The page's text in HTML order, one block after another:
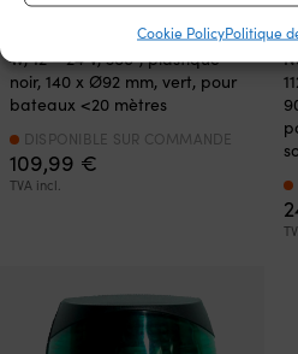
Cookie PolicyPolitique
Feu de signalisation pour
montage en tête Den Haan, 25
W, 12 – 24 V, 360°, plastique
noir, 140 x Ø92 mm, vert, pour
bateaux <20 mètres
109,99 €
TVA incl.
DISPONIBLE SUR COMMANDE